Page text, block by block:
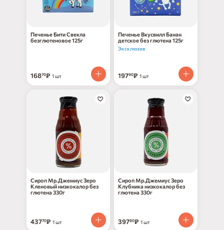
Печенье Бити Свекла
безглютеновое 125г
16870₽ 1 шт
Печенье Вкусвилл Банан
детское без глютена 125г
Эксклюзив
19790₽ 1 шт
Сироп Мр.Джемиус Зеро
Кленовый низкокалор без
глютена 330г
43770₽ 1 шт
Сироп Мр.Джемиус Зеро
Клубника низкокалор без
глютена 330г
39780₽ 1 шт